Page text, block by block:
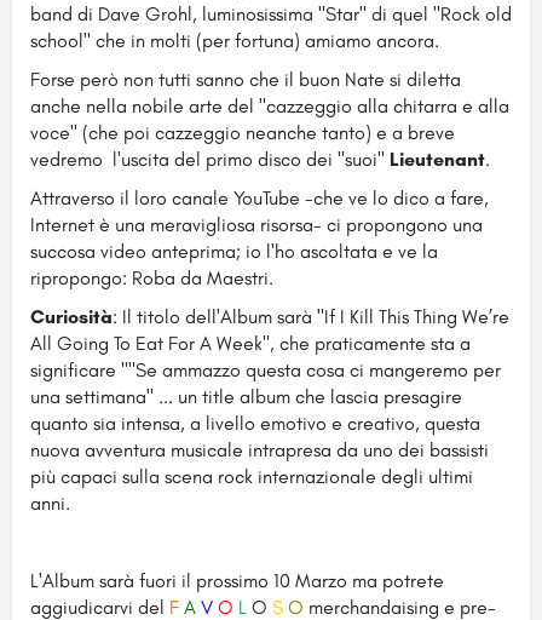
band di Dave Grohl, luminosissima "Star" di quel "Rock old
school" che in molti (per fortuna) amiamo ancora.
Forse però non tutti sanno che il buon Nate si diletta
anche nella nobile arte del "cazzeggio alla chitarra e alla
voce" (che poi cazzeggio neanche tanto) e a breve
vedremo l'uscita del primo disco dei "suoi" Lieutenant.
Attraverso il loro canale YouTube -che ve lo dico a fare,
Internet è una meravigliosa risorsa- ci propongono una
succosa video anteprima; io l'ho ascoltata e ve la
ripropongo: Roba da Maestri.
Curiosità: Il titolo dell'Album sarà "If I Kill This Thing We’re
All Going To Eat For A Week", che praticamente sta a
significare ""Se ammazzo questa cosa ci mangeremo per
una settimana" ... un title album che lascia presagire
quanto sia intensa, a livello emotivo e creativo, questa
nuova avventura musicale intrapresa da uno dei bassisti
più capaci sulla scena rock internazionale degli ultimi
anni.
L'Album sarà fuori il prossimo 10 Marzo ma potrete
aggiudicarvi del F A V O L O S O merchandaising e pre-